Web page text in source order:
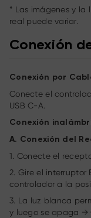
* Las imágenes y la
real puede variar.
Conexión
Conexión por
Conecte el
USB C-A.
Conexión
A. Conexión del
1. Conecte el
2. Gire el
controlador a la
3. La luz blanca
y luego se apaga →